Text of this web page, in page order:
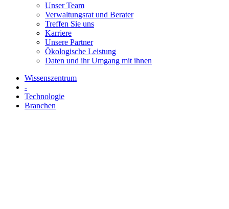
Unser Team
Verwaltungsrat und Berater
Treffen Sie uns
Karriere
Unsere Partner
Ökologische Leistung
Daten und ihr Umgang mit ihnen
Wissenszentrum
-
Technologie
Branchen